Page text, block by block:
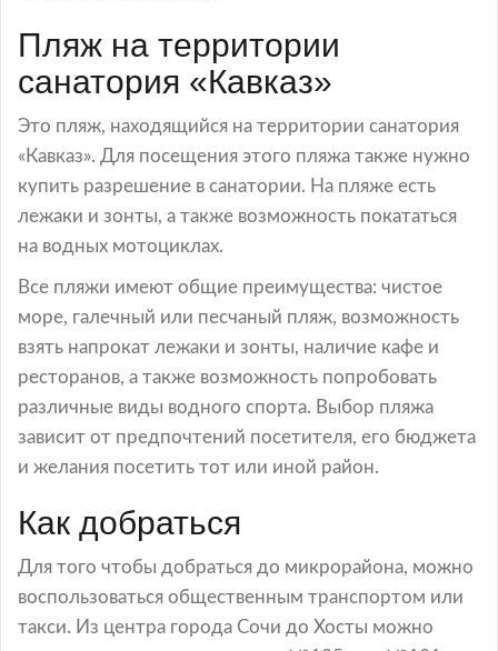
Пляж на территории
санатория «Кавказ»
Это пляж, находящийся на территории санатория
«Кавказ». Для посещения этого пляжа также нужно
купить разрешение в санатории. На пляже есть
лежаки и зонты, а также возможность покататься
на водных мотоциклах.
Все пляжи имеют общие преимущества: чистое
море, галечный или песчаный пляж, возможность
взять напрокат лежаки и зонты, наличие кафе и
ресторанов, а также возможность попробовать
различные виды водного спорта. Выбор пляжа
зависит от предпочтений посетителя, его бюджета
и желания посетить тот или иной район.
Как добраться
Для того чтобы добраться до микрорайона, можно
воспользоваться общественным транспортом или
такси. Из центра города Сочи до Хосты можно